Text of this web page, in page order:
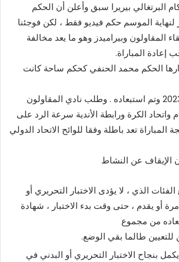
البرتغالي بيريرا سبق وأعلن أن الحكم
الموسم حكم فيديو فقط ، لكن فوجئنا
المقاولون وبيراميدز وهو ما يعد مخالفة
إعادة المباراة.
الحكم محمد الحنفي كحكم ساحة كانت
الأهلي يوم 29 يونيو 2023 وتم استبعاده . وطلب نادي المقاولون
واتحاد الكرة ورابطة الأندية سرعة الرد على
تعد باطلة وفقا للوائح الاتحاد الدولي
الذي ، لا يؤدى الاختبار التحريري أو
أو يقدم ، حتى وقت بدء الاختبار ، شهادة
من مجموع
للتعيين طالما بقي الوضع.
بنجاح الاختبار التحريري أو البدني في